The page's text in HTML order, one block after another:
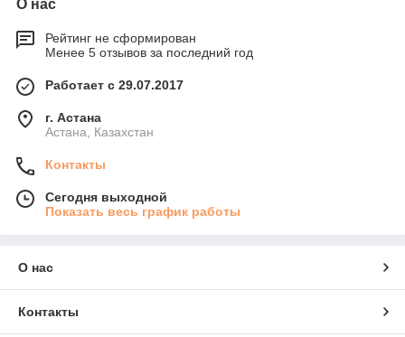
О нас
Рейтинг не сформирован
Менее 5 отзывов за последний год
Работает с 29.07.2017
г. Астана
Астана, Казахстан
Контакты
Сегодня выходной
Показать весь график работы
О нас
Контакты